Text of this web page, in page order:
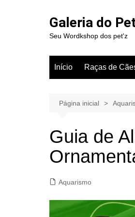
Galeria do
Seu Wordkshop dos pet'z
Início Raças de
Página inicial
Guia de
Aquarismo